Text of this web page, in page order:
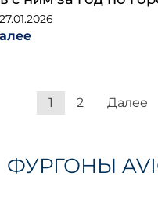
27.01.2026
1 2 Далее
ФУРГОНЫ